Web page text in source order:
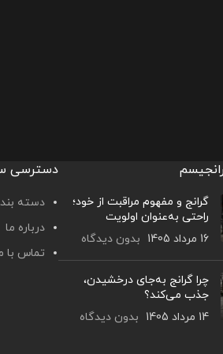
گرانج و مفهوم مراقبت از خود؛
راحتی به‌عنوان اولویت
16 مرداد 1405
بدون دیدگاه
چرا گرانج به‌جای درخشیدن،
جذب می‌کند؟
14 مرداد 1405
بدون دیدگاه
دسترسی
دسته
درباره ما
تماس با